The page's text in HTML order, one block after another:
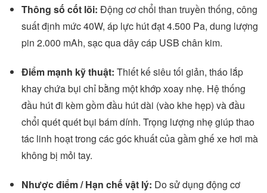
Thông số cốt lõi: Động cơ chổi than truyền thống, công
suất định mức 40W, áp lực hút đạt 4.500 Pa, dung lượng
pin 2.000 mAh, sạc qua dây cáp USB chân kim.
Điểm mạnh kỹ thuật: Thiết kế siêu tối giản, tháo lắp
khay chứa bụi chỉ bằng một khớp xoay nhẹ. Hệ thống
đầu hút đi kèm gồm đầu hút dài (vào khe hẹp) và đầu
chổi quét quét bụi bám dính. Trọng lượng nhẹ giúp thao
tác linh hoạt trong các góc khuất của gầm ghế xe hơi mà
không bị mỏi tay.
Nhược điểm / Hạn chế vật lý: Do sử dụng động cơ